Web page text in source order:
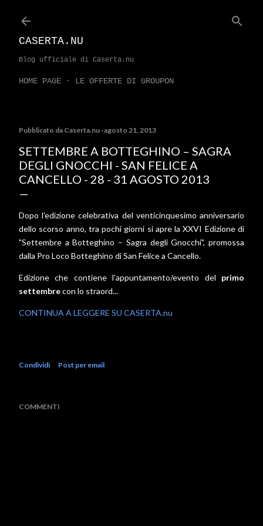
CASERTA.NU
Blog ufficiale di Caserta.nu
HOME PAGE LE OFFERTE DI GROUPON
Pubblicato da Caserta.nu agosto 21, 2013
SETTEMBRE A BOTTEGHINO – SAGRA
DEGLI GNOCCHI - SAN FELICE A
CANCELLO - 28 - 31 AGOSTO 2013
Dopo l'edizione celebrativa del venticinquesimo anniversario
dello scorso anno, tra pochi giorni si apre la XXVI Edizione di
"Settembre a Botteghino – Sagra degli Gnocchi", promossa
dalla Pro Loco Botteghino di San Felice a Cancello.
Edizione che contiene l'appuntamento/evento del primo
settembrecon lo straord...
CONTINUA A LEGGERE SU CASERTA.nu
Condividi Post per email
COMMENTI